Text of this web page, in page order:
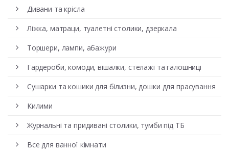
Дивани та крісла
Ліжка, матраци, туалетні столики, дзеркала
Торшери, лампи, абажури
Гардероби, комоди, вішалки, стелажі та галошниці
Сушарки та кошики для білизни, дошки для прасування
Килими
Журнальні та придивані столики, тумби під ТБ
Все для ванної кімнати